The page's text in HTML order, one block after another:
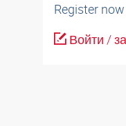
Register
Войти /